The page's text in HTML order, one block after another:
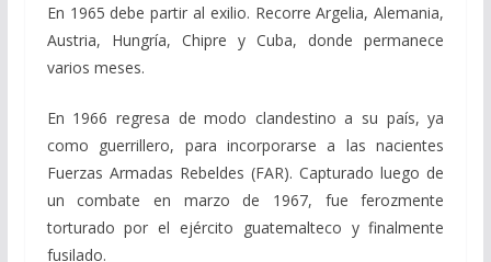
En 1965 debe partir al exilio. Recorre Argelia, Alemania,
Austria, Hungría, Chipre y Cuba, donde permanece
varios meses.
En 1966 regresa de modo clandestino a su país, ya
como guerrillero, para incorporarse a las nacientes
Fuerzas Armadas Rebeldes (FAR). Capturado luego de
un combate en marzo de 1967, fue ferozmente
torturado por el ejército guatemalteco y finalmente
fusilado.